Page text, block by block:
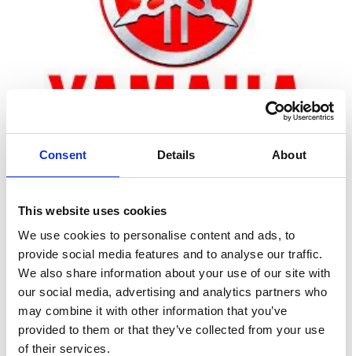
Consent Details About
This website uses cookies
We use cookies to personalise content and ads, to
provide social media features and to analyse our traffic.
We also share information about your use of our site with
our social media, advertising and analytics partners who
may combine it with other information that you’ve
provided to them or that they’ve collected from your use
of their services.
Zoom
Leveringstid er 5-6 dag(e)
Model/varenr.: EW2628401000
3.804,43 DKK